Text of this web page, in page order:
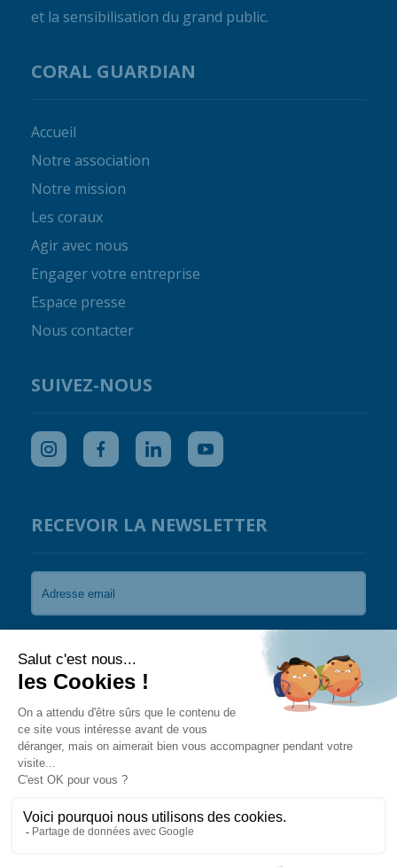
et la sensibilisation du grand public.
CORAL GUARDIAN
Accueil
Notre association
Notre mission
Les coraux
Agir avec nous
Engager votre entreprise
Espace presse
Nous contacter
SUIVEZ-NOUS
RECEVOIR LA NEWSLETTER
Je souhaite recevoir les newsletters de Coral
Guardian.